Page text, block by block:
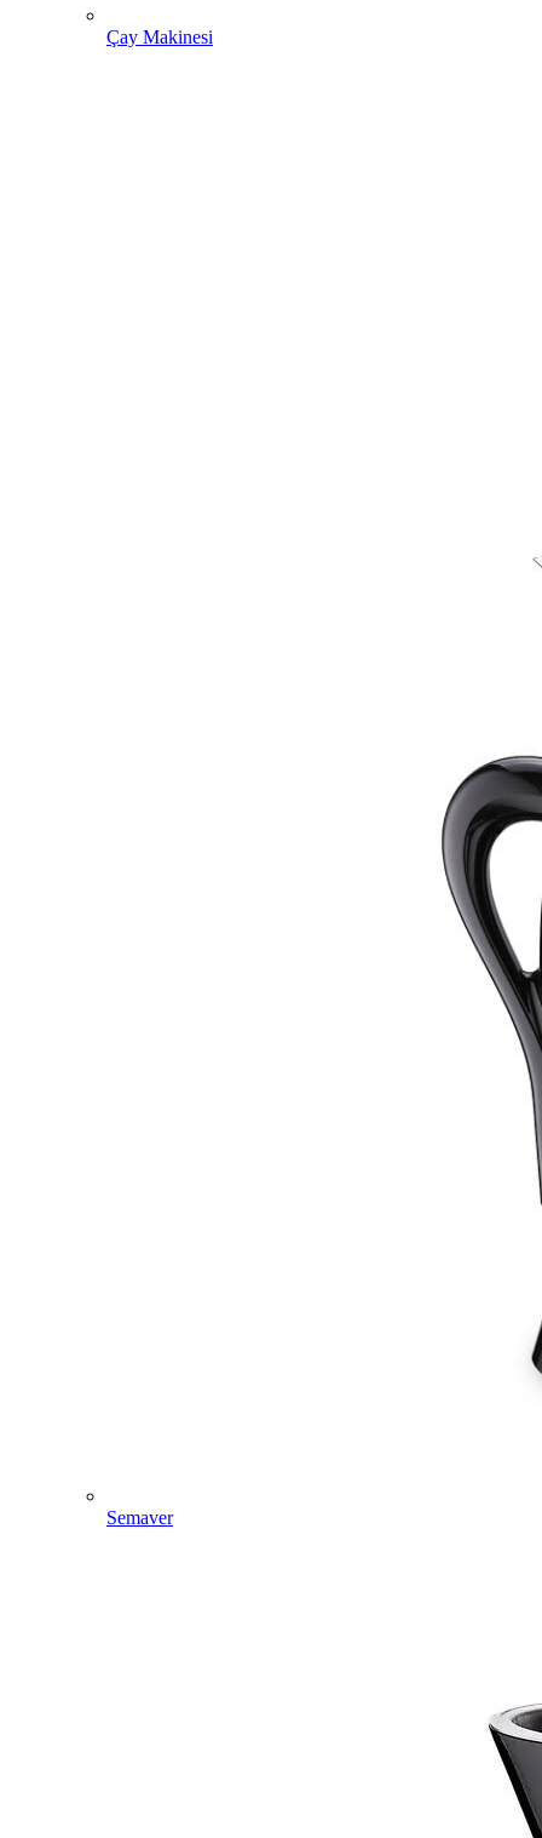
Çay Makinesi
Semaver